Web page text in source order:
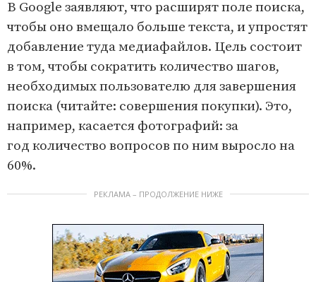
В Google заявляют, что расширят поле поиска,
чтобы оно вмещало больше текста, и упростят
добавление туда медиафайлов. Цель состоит
в том, чтобы сократить количество шагов,
необходимых пользователю для завершения
поиска (читайте: совершения покупки). Это,
например, касается фотографий: за
год количество вопросов по ним выросло на
60%.
РЕКЛАМА – ПРОДОЛЖЕНИЕ НИЖЕ